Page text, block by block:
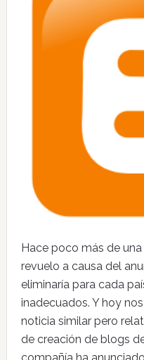
Hace poco más de
revuelo a causa del
eliminaría para cada
inadecuados. Y hoy
noticia similar pero
de creación de blogs